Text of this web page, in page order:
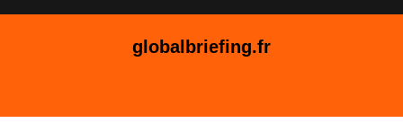
globalbriefing.fr